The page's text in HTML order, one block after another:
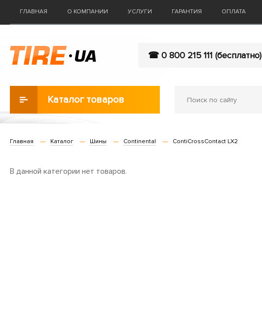
ГЛАВНАЯ О КОМПАНИИ УСЛУГИ ГАРАНТИЯ ОПЛАТА
☎ 0 800 215 111 (бесплатно)
Каталог товаров
Главная Каталог Шины Continental ContiCrossContact LX2
В данной категории нет товаров.